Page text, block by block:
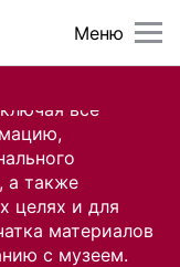
все
а также
целях и для
материалов
с музеем.
Меню